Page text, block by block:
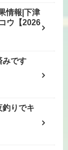
情報|下津
ウ【2026
みです
りでキ